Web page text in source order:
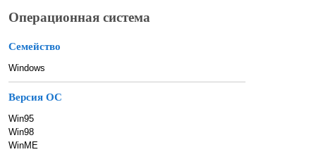
Операционная система
Семейство
Windows
Версия ОС
Win95
Win98
WinME